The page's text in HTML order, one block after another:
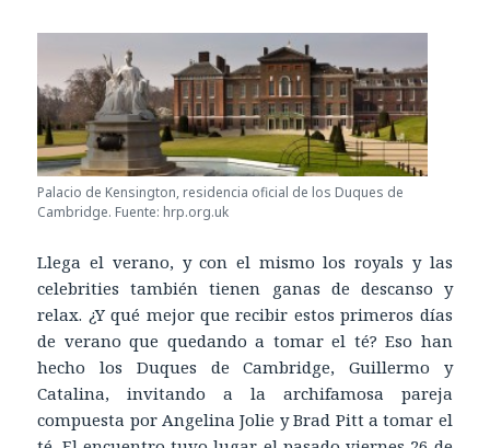
Palacio de Kensington, residencia oficial de los Duques de
Cambridge. Fuente: hrp.org.uk
Llega el verano, y con el mismo los royals y las
celebrities también tienen ganas de descanso y
relax. ¿Y qué mejor que recibir estos primeros días
de verano que quedando a tomar el té? Eso han
hecho los Duques de Cambridge, Guillermo y
Catalina, invitando a la archifamosa pareja
compuesta por Angelina Jolie y Brad Pitt a tomar el